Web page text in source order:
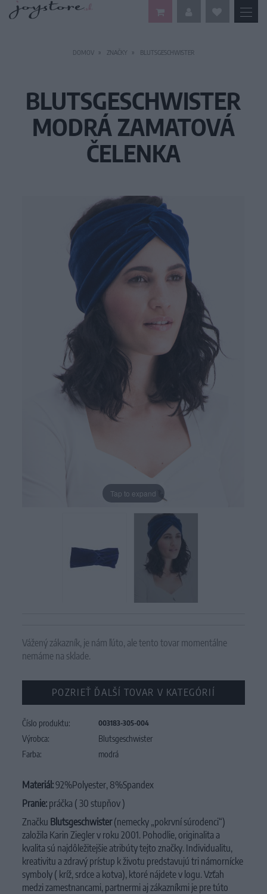
DOMOV ZNAČKY BLUTSGESCHWISTER
BLUTSGESCHWISTER
MODRÁ ZAMATOVÁ
ČELENKA
Tap to expand
Vážený zákazník, je nám ľúto, ale tento tovar momentálne
nemáme na sklade.
POZRIEŤ ĎALŠÍ TOVAR V KATEGÓRIÍ
Číslo produktu: 003183-305-004
Výrobca:
Blutsgeschwister
Farba:
modrá
Materiál:92%Polyester, 8%Spandex
Pranie: práčka ( 30 stupňov )
Značku Blutsgeschwister(nemecky „pokrvní súrodenci“)
založila Karin Ziegler v roku 2001. Pohodlie, originalita a
kvalita sú najdôležitejšie atribúty tejto značky. Individualitu,
kreativitu a zdravý prístup k životu predstavujú tri námornícke
symboly ( kríž, srdce a kotva), ktoré nájdete v logu. Vzťah
medzi zamestnancami, partnermi aj zákazníkmi je pre túto